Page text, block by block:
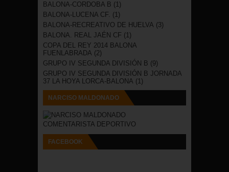
BALONA-CORDOBA B (1)
BALONA-LUCENA CF. (1)
BALONA-RECREATIVO DE HUELVA (3)
BALONA. REAL JAÉN CF (1)
COPA DEL REY 2014 BALONA
FUENLABRADA (2)
GRUPO IV SEGUNDA DIVISIÓN B (9)
GRUPO IV SEGUNDA DIVISIÓN B JORNADA
37 LA HOYA LORCA-BALONA (1)
NARCISO MALDONADO
COMENTARISTA DEPORTIVO
FACEBOOK